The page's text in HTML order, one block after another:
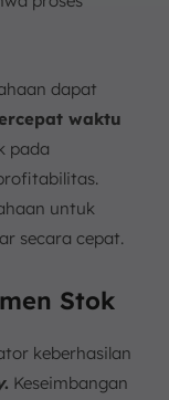
dapat
waktu
pada
untuk
secara cepat.
Stok
keberhasilan
. Keseimbangan